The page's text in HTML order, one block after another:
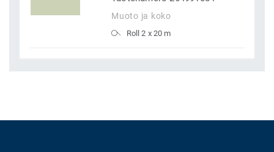
Muoto ja koko
Roll 2 x 20 m